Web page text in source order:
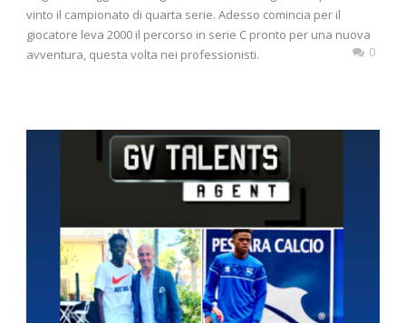
vinto il campionato di quarta serie. Adesso comincia per il
giocatore leva 2000 il percorso in serie C pronto per una nuova
avventura, questa volta nei professionisti.
0